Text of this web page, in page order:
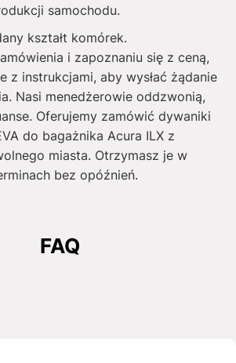
samochodu.
kształt komórek.
i zapoznaniu się z ceną,
z instrukcjami, aby wysłać żądanie
Nasi menedżerowie oddzwonią,
Oferujemy zamówić dywaniki
do bagażnika Acura ILX z
miasta. Otrzymasz je w
bez opóźnień.
FAQ